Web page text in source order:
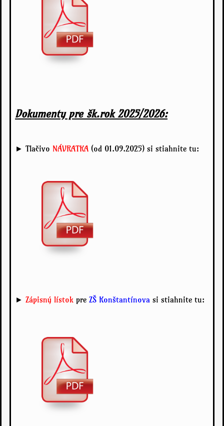
Dokumenty pre šk.rok 2025/2026:
► Tlačivo NÁVRATKA (od 01.09.2025) si stiahnite tu:
► Zápisný lístok pre ZŠ Konštantínova si stiahnite tu: